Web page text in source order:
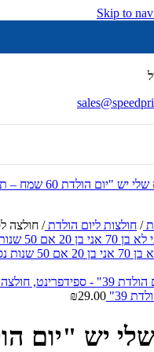
Skip to
/ חולצות ליום הולדת/ חולצה
נסיון"
39"
₪29.00
"יום הולדת